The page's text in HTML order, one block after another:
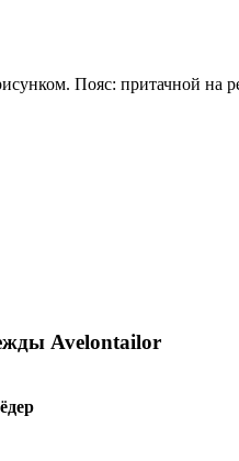
Пояс: притачной на
Avelontailor